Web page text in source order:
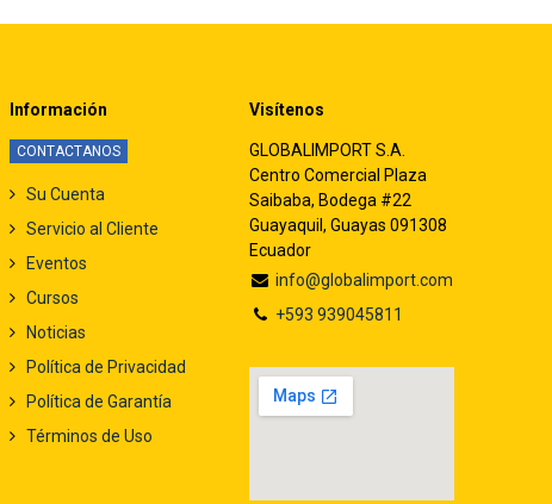
Información
CONTACTANOS
Su Cuenta
Servicio al Cliente
Eventos
Cursos
Noticias
Política de Privacidad
Política de Garantía
Términos de Uso
Visítenos
GLOBALIMPORT S.A.
Centro Comercial Plaza
Saibaba, Bodega #22
Guayaquil, Guayas 091308
Ecuador
info@globalimport.com
+593 939045811